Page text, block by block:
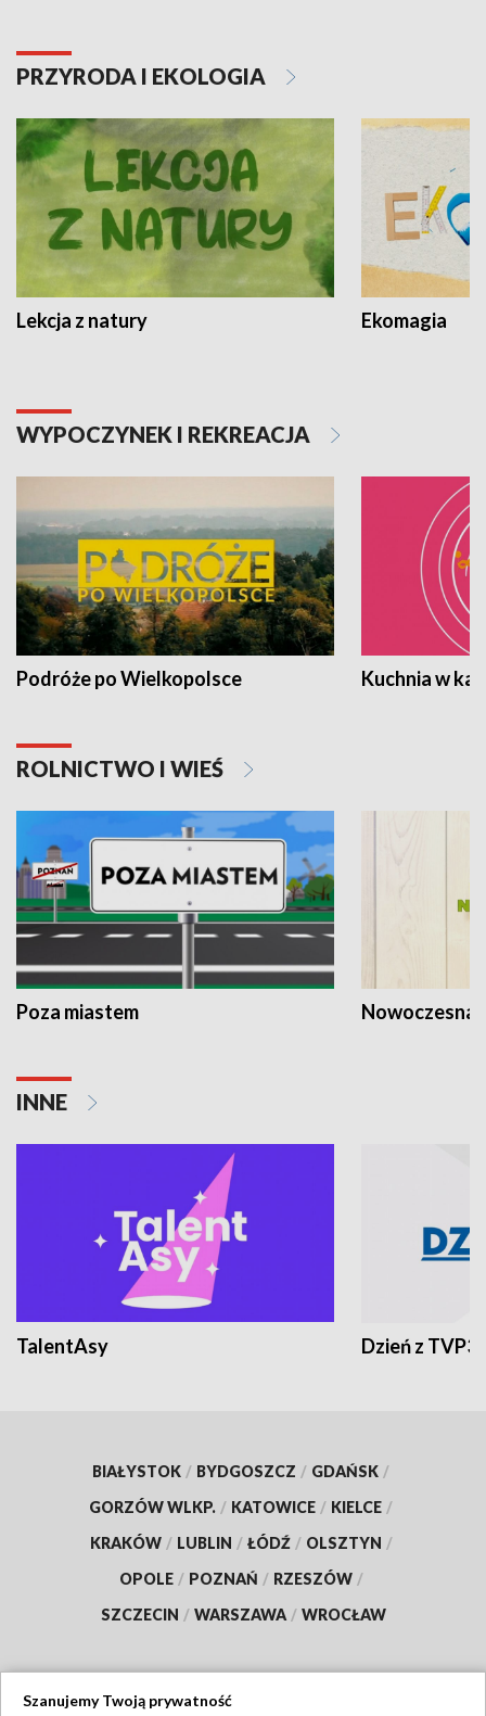
PRZYRODA I EKOLOGIA
Lekcja z natury Ekomagia
WYPOCZYNEK I REKREACJA
Podróże po Wielkopolsce Kuchnia w
ROLNICTWO I WIEŚ
Poza miastem Nowoczesna
INNE
TalentAsy Dzień z TVP3
BIAŁYSTOK / BYDGOSZCZ / GDAŃSK /
GORZÓW WLKP. / KATOWICE / KIELCE /
KRAKÓW / LUBLIN / ŁÓDŹ / OLSZTYN /
OPOLE / POZNAŃ / RZESZÓW /
SZCZECIN / WARSZAWA / WROCŁAW
Szanujemy Twoją prywatność